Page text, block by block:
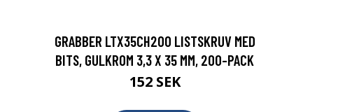
GRABBER LTX35CH200 LISTSKRUV MED
BITS, GULKROM 3,3 X 35 MM, 200-PACK
152 SEK